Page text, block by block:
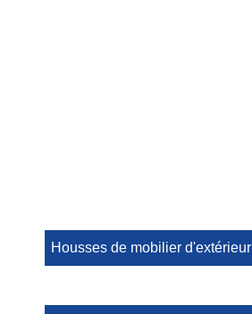
Housses de mobilier d'extérieur